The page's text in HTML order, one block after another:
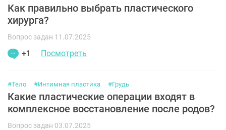
Как правильно выбрать пластического
хирурга?
Вопрос задан 11.07.2025
+1 Посмотреть
#Тело #Интимная пластика #Грудь
Какие пластические операции входят в
комплексное восстановление после родов?
Вопрос задан 03.07.2025